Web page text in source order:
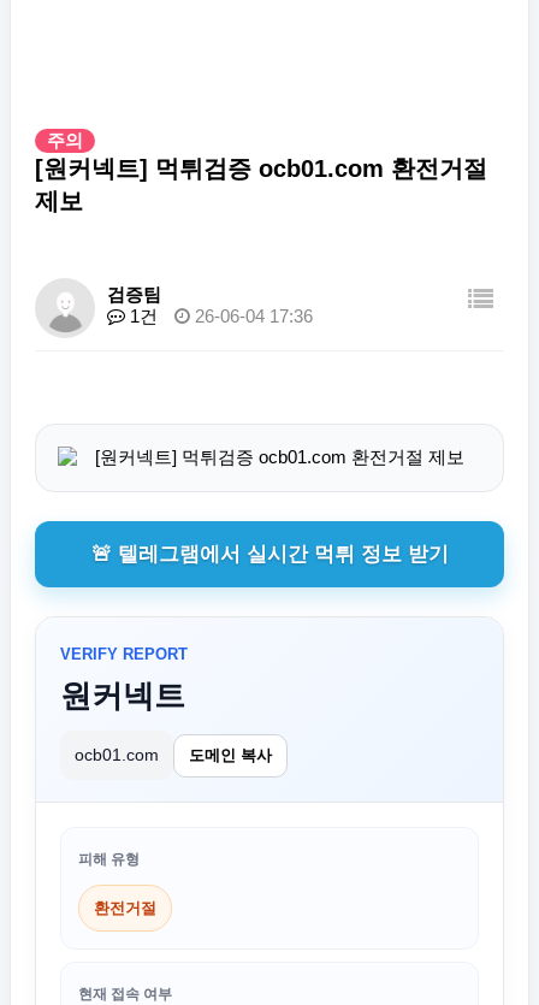
주의
[원커넥트] 먹튀검증 ocb01.com 환전거절
제보
검증팀
1건
26-06-04 17:36
🚨 텔레그램에서 실시간 먹튀 정보 받기
VERIFY REPORT
원커넥트
ocb01.com 도메인 복사
피해 유형
환전거절
현재 접속 여부